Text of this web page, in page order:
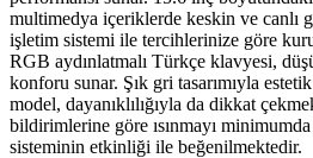
multimedya içeriklerde keskin ve canlı
işletim sistemi ile tercihlerinize göre
RGB aydınlatmalı Türkçe klavyesi,
konforu sunar. Şık gri tasarımıyla
model, dayanıklılığıyla da dikkat
bildirimlerine göre ısınmayı
sisteminin etkinliği ile beğenilmektedir.